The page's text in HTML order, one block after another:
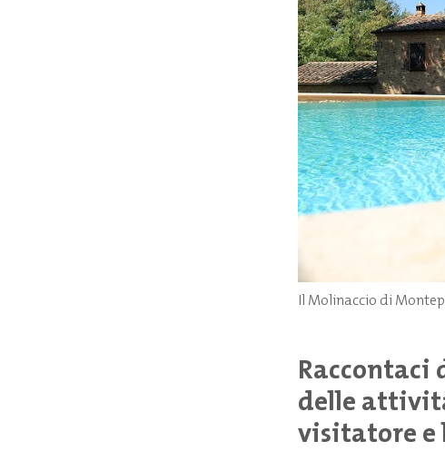
Il Molinaccio di
Raccontaci
delle
visitatore e